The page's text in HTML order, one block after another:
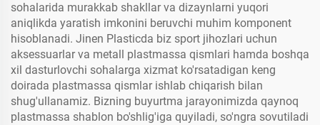
sohalarida murakkab shakllar va dizaynlarni yuqori
aniqlikda yaratish imkonini beruvchi muhim komponent
hisoblanadi. Jinen Plasticda biz sport jihozlari uchun
aksessuarlar va metall plastmassa qismlari hamda boshqa
xil dasturlovchi sohalarga xizmat ko'rsatadigan keng
doirada plastmassa qismlar ishlab chiqarish bilan
shug'ullanamiz. Bizning buyurtma jarayonimizda qaynoq
plastmassa shablon bo'shlig'iga quyiladi, so'ngra sovutiladi